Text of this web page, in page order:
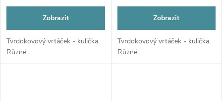
Zobrazit
Tvrdokovový vrtáček - kulička.
Různé...
Zobrazit
Tvrdokovový vrtáček - kulička.
Různé...